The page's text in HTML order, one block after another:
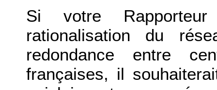
Si votre
rationalisation du
redondance entre
françaises, il